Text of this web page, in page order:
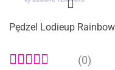
Pędzel Lodieup
(0)